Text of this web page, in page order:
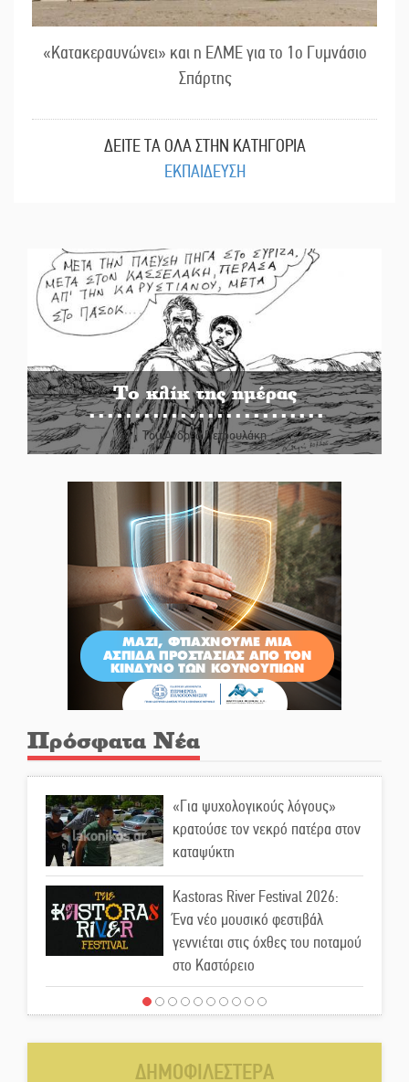
«Κατακεραυνώνει» και η ΕΛΜΕ για το 1ο Γυμνάσιο
Σπάρτης
ΔΕΙΤΕ ΤΑ ΟΛΑ ΣΤΗΝ ΚΑΤΗΓΟΡΙΑ
ΕΚΠΑΙΔΕΥΣΗ
Το κλίκ της ημέρας
Του Ανδρέα Πετρουλάκη
Πρόσφατα Νέα
«Για ψυχολογικούς λόγους»
κρατούσε τον νεκρό πατέρα στον
καταψύκτη
Kastoras River Festival 2026:
Ένα νέο μουσικό φεστιβάλ
γεννιέται στις όχθες του ποταμού
στο Καστόρειο
Τα ζάρια παίρνουν «φωτιά» στην
ΔΗΜΟΦΙΛΕΣΤΕΡΑ